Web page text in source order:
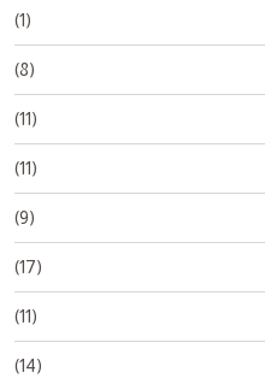
(1)
(8)
(11)
(11)
(9)
(17)
(11)
(14)